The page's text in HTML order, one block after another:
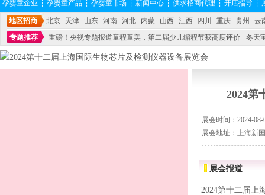
孕婴童企业 ┆ 孕婴童产品 ┆ 孕婴童市场 ┆ 新闻中心 ┆ 供求招商代理 ┆ 开店指导 ┆
地区招商 北京 天津 山东 河南 河北 内蒙 山西 江西 四川 重庆 贵州
云
专题推荐
重磅！央视专题报道童程童美，第二届少儿编程节获高度评价
冬天
不能再单纯地销售产品,而要向增强服务转型,毕竟母婴产品比较特殊。”
2024第
展会时间：2024-08-
展会地址：上海新
展会报道
·2024第十二届上